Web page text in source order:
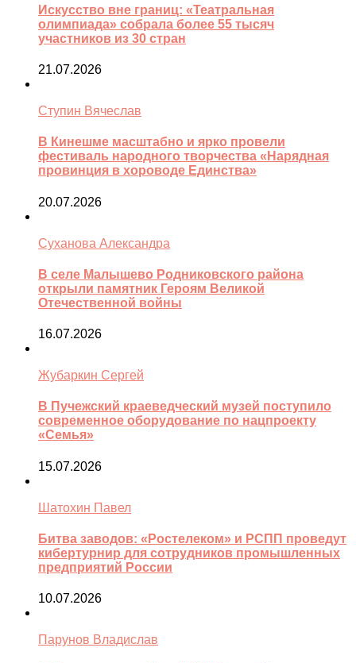
Искусство вне границ: «Театральная
олимпиада» собрала более 55 тысяч
участников из 30 стран
21.07.2026
Ступин Вячеслав
В Кинешме масштабно и ярко провели
фестиваль народного творчества «Нарядная
провинция в хороводе Единства»
20.07.2026
Суханова Александра
В селе Малышево Родниковского района
открыли памятник Героям Великой
Отечественной войны
16.07.2026
Жубаркин Сергей
В Пучежский краеведческий музей поступило
современное оборудование по нацпроекту
«Семья»
15.07.2026
Шатохин Павел
Битва заводов: «Ростелеком» и РСПП проведут
кибертурнир для сотрудников промышленных
предприятий России
10.07.2026
Парунов Владислав